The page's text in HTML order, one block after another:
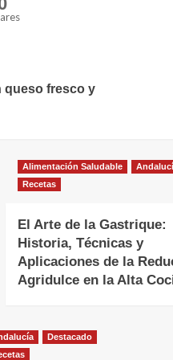
queso fresco y
Alimentación Saludable
Recetas
El Arte de la Gastrique:
Historia, Técnicas y
Aplicaciones de la
Agridulce en la Alta
Destacado